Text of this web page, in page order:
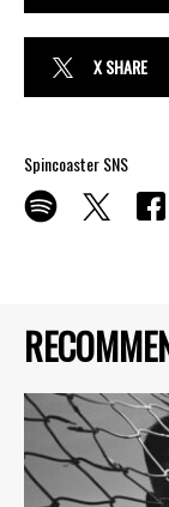
X SHARE
Spincoaster SNS